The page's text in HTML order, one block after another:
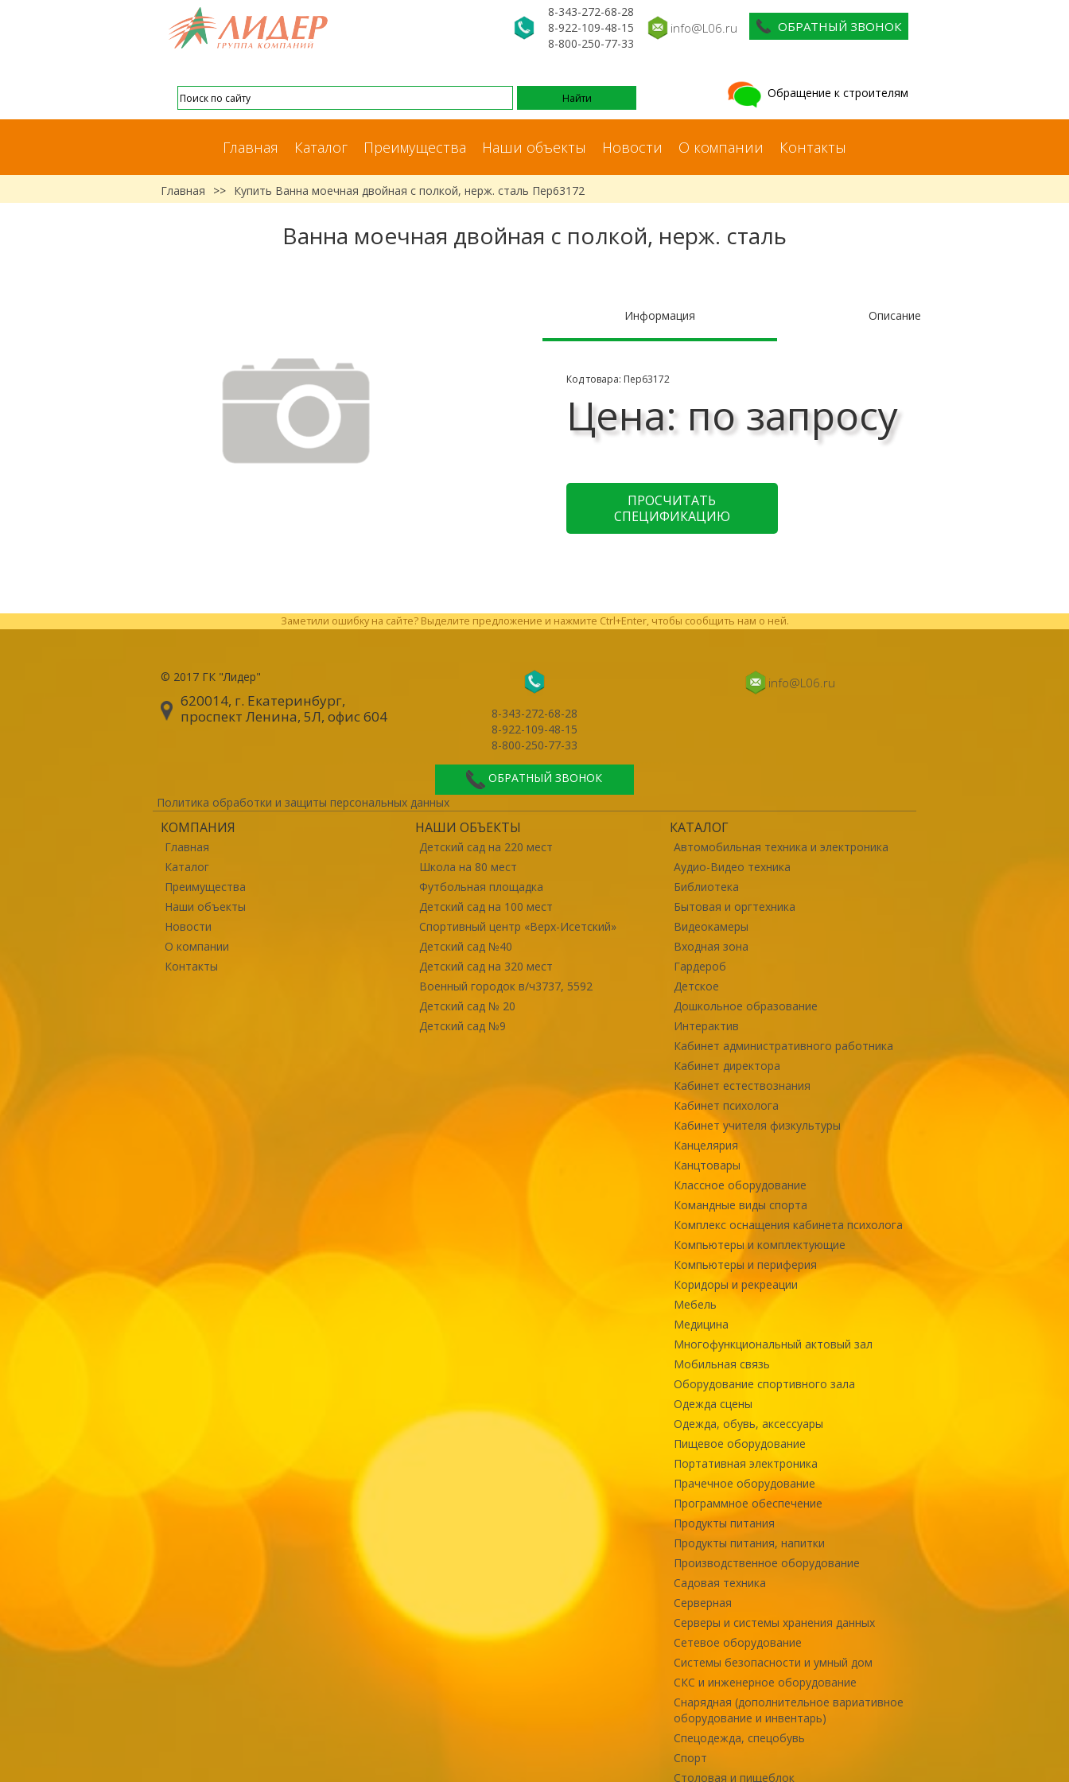
8-343-272-68-28
8-922-109-48-15
8-800-250-77-33
info@L06.ru ОБРАТНЫЙ ЗВОНОК
Обращение к строителям
Главная Каталог Преимущества Наши объекты Новости О компании Контакты
Главная >> Купить Ванна моечная двойная с полкой, нерж. сталь Пер63172
Ванна моечная двойная с полкой, нерж. сталь
Информация Описание
Код товара: Пер63172
Цена: по запросу
ПРОСЧИТАТЬ
СПЕЦИФИКАЦИЮ
Заметили ошибку на сайте? Выделите предложение и нажмите Ctrl+Enter, чтобы сообщить нам о ней.
© 2017 ГК "Лидер"
620014, г. Екатеринбург,
проспект Ленина, 5Л, офис 604
8-343-272-68-28
8-922-109-48-15
8-800-250-77-33
ОБРАТНЫЙ ЗВОНОК
info@L06.ru
Политика обработки и защиты персональных данных
КОМПАНИЯ
Главная
Каталог
Преимущества
Наши объекты
Новости
О компании
Контакты
НАШИ ОБЪЕКТЫ
Детский сад на 220 мест
Школа на 80 мест
Футбольная площадка
Детский сад на 100 мест
Спортивный центр «Верх-Исетский»
Детский сад №40
Детский сад на 320 мест
Военный городок в/ч3737, 5592
Детский сад № 20
Детский сад №9
КАТАЛОГ
Автомобильная техника и электроника
Аудио-Видео техника
Библиотека
Бытовая и оргтехника
Видеокамеры
Входная зона
Гардероб
Детское
Дошкольное образование
Интерактив
Кабинет административного работника
Кабинет директора
Кабинет естествознания
Кабинет психолога
Кабинет учителя физкультуры
Канцелярия
Канцтовары
Классное оборудование
Командные виды спорта
Комплекс оснащения кабинета психолога
Компьютеры и комплектующие
Компьютеры и периферия
Коридоры и рекреации
Мебель
Медицина
Многофункциональный актовый зал
Мобильная связь
Оборудование спортивного зала
Одежда сцены
Одежда, обувь, аксессуары
Пищевое оборудование
Портативная электроника
Прачечное оборудование
Программное обеспечение
Продукты питания
Продукты питания, напитки
Производственное оборудование
Садовая техника
Серверная
Серверы и системы хранения данных
Сетевое оборудование
Системы безопасности и умный дом
СКС и инженерное оборудование
Снарядная (дополнительное вариативное
оборудование и инвентарь)
Спецодежда, спецобувь
Спорт
Столовая и пищеблок